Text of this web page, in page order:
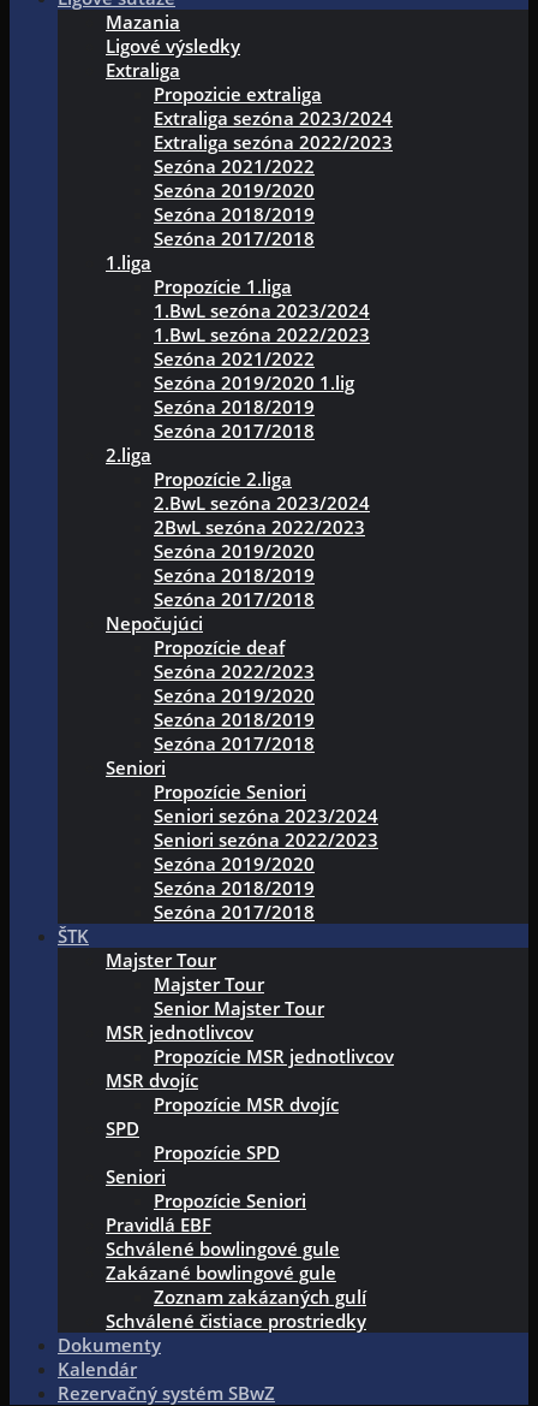
Mazania
Ligové výsledky
Extraliga
Propozicie extraliga
Extraliga sezóna 2023/2024
Extraliga sezóna 2022/2023
Sezóna 2021/2022
Sezóna 2019/2020
Sezóna 2018/2019
Sezóna 2017/2018
1.liga
Propozície 1.liga
1.BwL sezóna 2023/2024
1.BwL sezóna 2022/2023
Sezóna 2021/2022
Sezóna 2019/2020 1.lig
Sezóna 2018/2019
Sezóna 2017/2018
2.liga
Propozície 2.liga
2.BwL sezóna 2023/2024
2BwL sezóna 2022/2023
Sezóna 2019/2020
Sezóna 2018/2019
Sezóna 2017/2018
Nepočujúci
Propozície deaf
Sezóna 2022/2023
Sezóna 2019/2020
Sezóna 2018/2019
Sezóna 2017/2018
Seniori
Propozície Seniori
Seniori sezóna 2023/2024
Seniori sezóna 2022/2023
Sezóna 2019/2020
Sezóna 2018/2019
Sezóna 2017/2018
ŠTK
Majster Tour
Majster Tour
Senior Majster Tour
MSR jednotlivcov
Propozície MSR jednotlivcov
MSR dvojíc
Propozície MSR dvojíc
SPD
Propozície SPD
Seniori
Propozície Seniori
Pravidlá EBF
Schválené bowlingové gule
Zakázané bowlingové gule
Zoznam zakázaných gulí
Schválené čistiace prostriedky
Dokumenty
Kalendár
Rezervačný systém SBwZ